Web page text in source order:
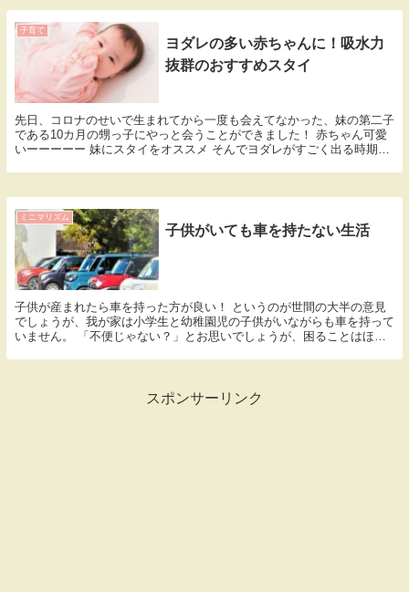
子育て
ヨダレの多い赤ちゃんに！吸水力
抜群のおすすめスタイ
先日、コロナのせいで生まれてから一度も会えてなかった、妹の第二子
である10カ月の甥っ子にやっと会うことができました！ 赤ちゃん可愛
いーーーーー 妹にスタイをオススメ そんでヨダレがすごく出る時期の
ミニマリズム
子供がいても車を持たない生活
子供が産まれたら車を持った方が良い！ というのが世間の大半の意見
でしょうが、我が家は小学生と幼稚園児の子供がいながらも車を持って
いません。 「不便じゃない？」とお思いでしょうが、困ることはほと
スポンサーリンク